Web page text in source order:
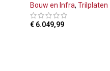
Bouw en Infra, Trilplaten
€ 6.049,99